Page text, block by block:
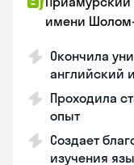
имени
Окончила
английский
Проходила
опыт
Создает
изучения